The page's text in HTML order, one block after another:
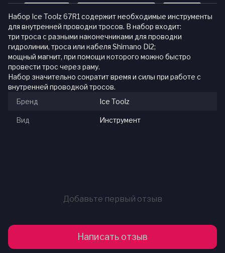
Набор Ice Toolz 67R1 содержит необходимые инструменты
для внутренней проводки тросов. В набор входит:
три троса с разными наконечниками для проводки
гидролинии, троса или кабеля Shimano Di2;
мощный магнит, при помощи которого можно быстро
провести трос через раму.
Набор значительно сократит время и силы при работе с
внутренней проводкой тросов.
Бренд
Ice Toolz
Вид Инструмент
Добавьте первый отзыв
Написать отзыв